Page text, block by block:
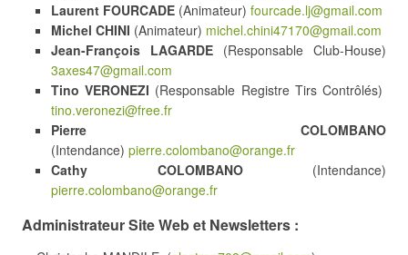
Laurent FOURCADE (Animateur) fourcade.lj@gmail.com
Michel CHINI (Animateur) michel.chini47170@gmail.com
Jean-François LAGARDE (Responsable Club-House)
3axes47@gmail.com
Tino VERONEZI (Responsable Registre Tirs Contrôlés)
tino.veronezi@free.fr
Pierre COLOMBANO
(Intendance) pierre.colombano@orange.fr
Cathy COLOMBANO (Intendance)
pierre.colombano@orange.fr
Administrateur Site Web et Newsletters :